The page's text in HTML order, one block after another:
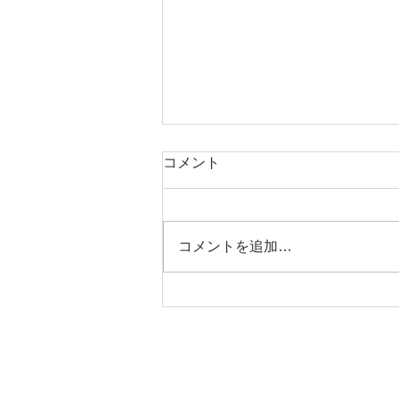
コメント
コメントを追加…